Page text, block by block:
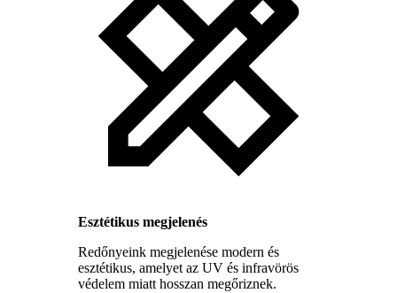
Esztétikus megjelenés
Redőnyeink megjelenése modern és
esztétikus, amelyet az UV és infravörös
védelem miatt hosszan megőriznek.